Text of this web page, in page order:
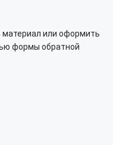
материал или оформить
формы обратной